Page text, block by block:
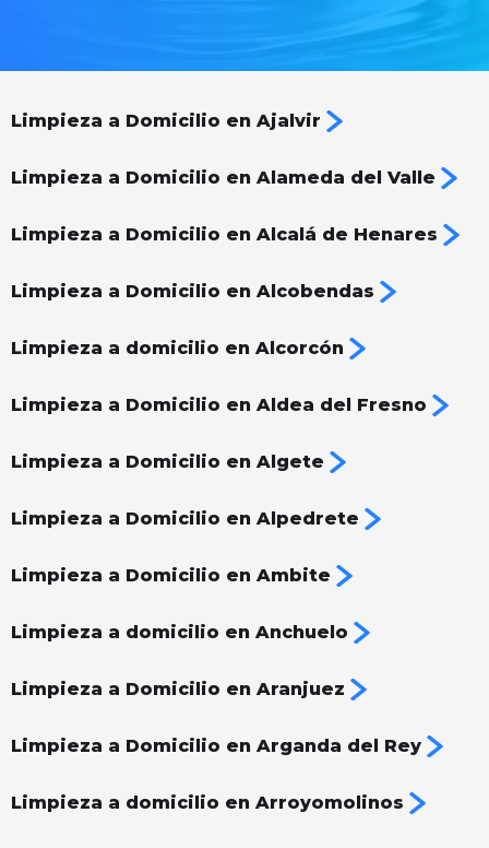
Limpieza a Domicilio en Ajalvir
Limpieza a Domicilio en Alameda del Valle
Limpieza a Domicilio en Alcalá de Henares
Limpieza a Domicilio en Alcobendas
Limpieza a domicilio en Alcorcón
Limpieza a Domicilio en Aldea del Fresno
Limpieza a Domicilio en Algete
Limpieza a Domicilio en Alpedrete
Limpieza a Domicilio en Ambite
Limpieza a domicilio en Anchuelo
Limpieza a Domicilio en Aranjuez
Limpieza a Domicilio en Arganda del Rey
Limpieza a domicilio en Arroyomolinos